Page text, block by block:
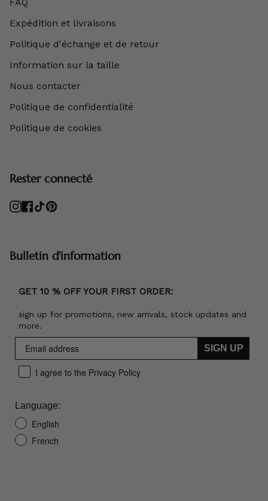
FAQ
Expédition et livraisons
Politique d'échange et de retour
Information sur la taille
Nous contacter
Politique de confidentialité
Politique de cookies
Rester connecté
Instagram
Facebook
TikTokPinterest
Bulletin d'information
GET 10 % OFF YOUR FIRST ORDER:
sign up for promotions, new arrivals, stock updates and
more.
SIGN UP
I agree to the Privacy Policy
Language:
English
French